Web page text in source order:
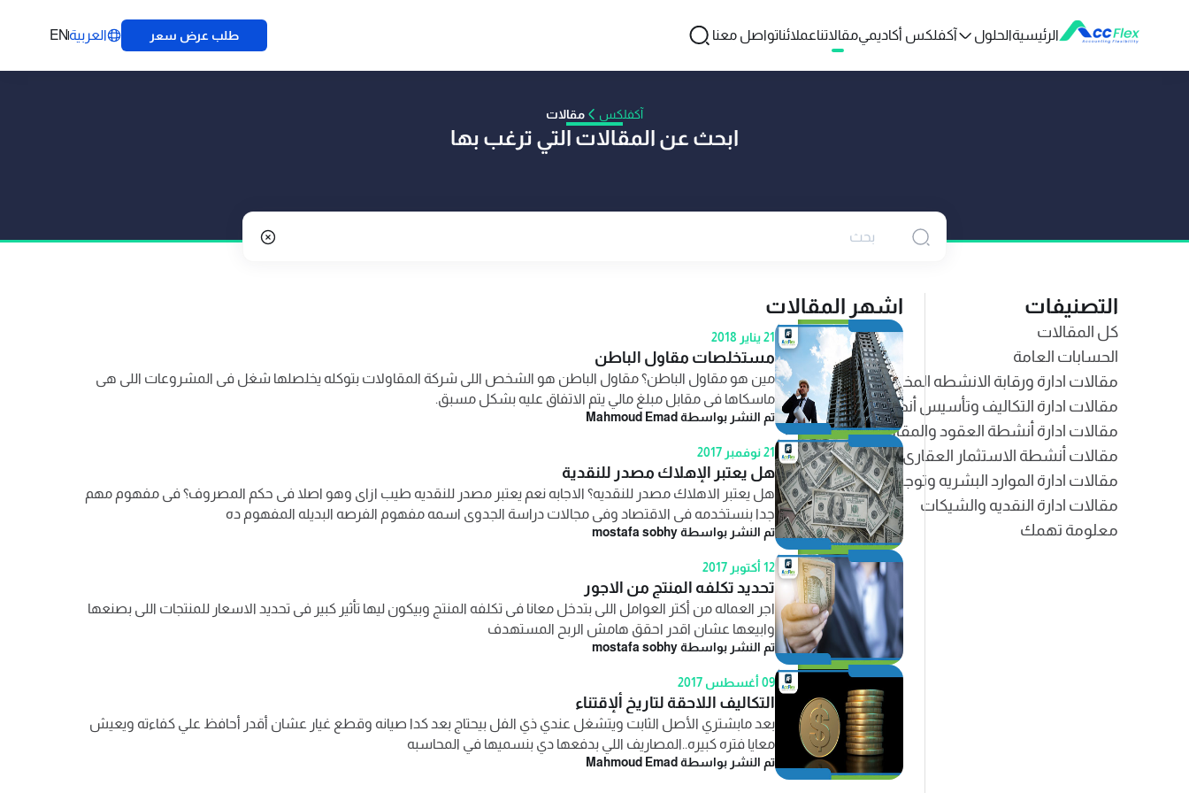
EN العربية طلب عرض سعر تواصل معناعملائنامقالاتناآكفلكس أكاديمي الحلولالرئيسية
آكفلكس مقالات
ابحث عن المقالات التي ترغب بها
التصنيفات
كل المقالات
الحسابات العامة
مقالات ادارة ورقابة الانشطه المخزنيه
مقالات ادارة التكاليف وتأسيس أنظمة التكاليف
مقالات ادارة أنشطة العقود والمقاولات والانشاءات
مقالات أنشطة الاستثمار العقارى
مقالات ادارة الموارد البشريه وتوجيهاتها المحاسبيه
مقالات ادارة النقديه والشيكات
معلومة تهمك
اشهر المقالات
21 يناير 2018
مستخلصات مقاول الباطن
مين هو مقاول الباطن؟ مقاول الباطن هو الشخص اللى شركة المقاولات بتوكله يخلصلها شغل فى المشروعات اللى هى
ماسكاها فى مقابل مبلغ مالي يتم الاتفاق عليه بشكل مسبق.
تم النشر بواسطة Mahmoud Emad
21 نوفمبر 2017
هل يعتبر الإهلاك مصدر للنقدية
هل يعتبر الاهلاك مصدر للنقديه؟ الاجابه نعم يعتبر مصدر للنقديه طيب ازاى وهو اصلا فى حكم المصروف؟ فى مفهوم مهم
جدا بنستخدمه فى الاقتصاد وفى مجالات دراسة الجدوى اسمه مفهوم الفرصه البديله المفهوم ده
تم النشر بواسطة mostafa sobhy
12 أكتوبر 2017
تحديد تكلفه المنتج من الاجور
اجر العماله من أكتر العوامل اللى بتدخل معانا فى تكلفه المنتج وبيكون ليها تأثير كبير فى تحديد الاسعار للمنتجات اللى بصنعها
وابيعها عشان اقدر احقق هامش الربح المستهدف
تم النشر بواسطة mostafa sobhy
09 أغسطس 2017
التكاليف اللاحقة لتاريخ ألإقتناء
بعد مابشتري الأصل الثابت ويتشغل عندي ذي الفل بيحتاج بعد كدا صيانه وقطع غيار عشان أقدر أحافظ علي كفاءته ويعيش
معايا فتره كبيره..المصاريف اللي بدفعها دي بنسميها في المحاسبه
تم النشر بواسطة Mahmoud Emad